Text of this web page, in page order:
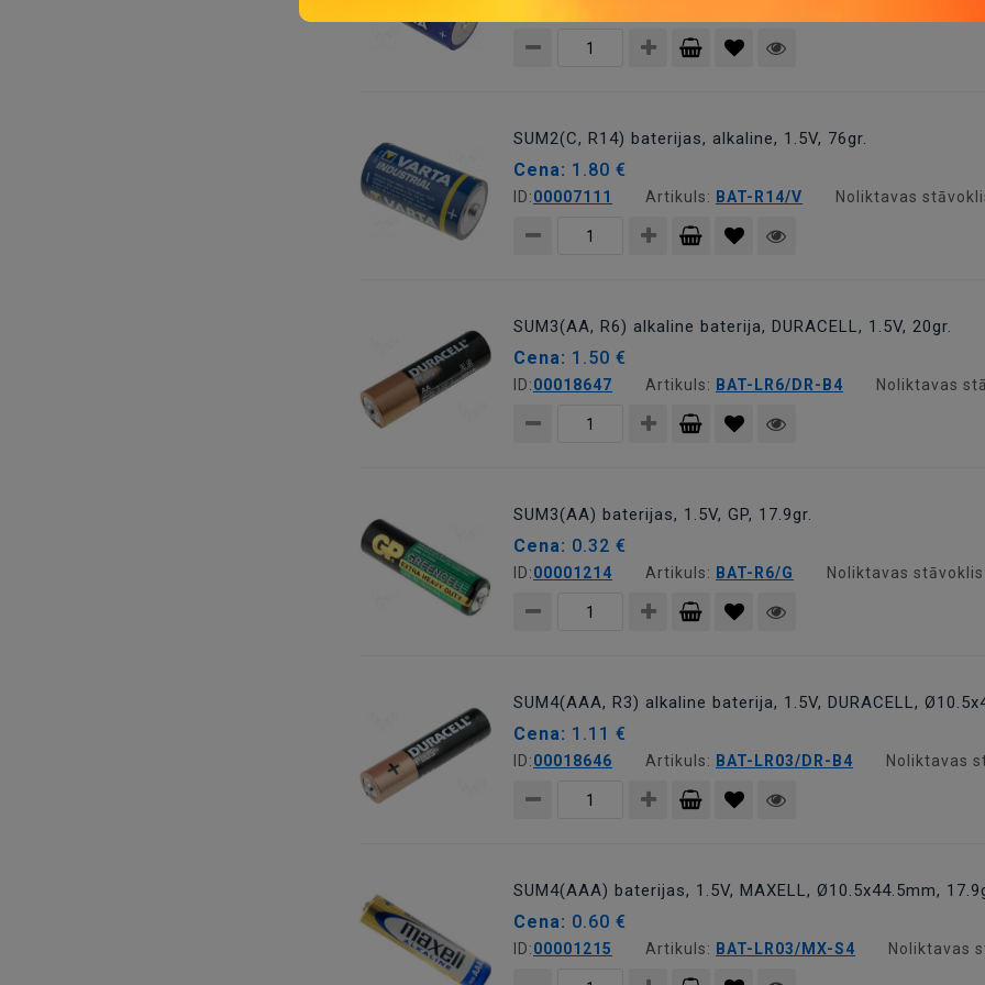
SUM2(C, R14) baterijas, alkaline, 1.5V, 76gr.
Cena: 1.80 €
ID:00007111 Artikuls: BAT-R14/V Noliktavas
SUM3(AA, R6) alkaline baterija, DURACELL, 1.5V, 20gr.
Cena: 1.50 €
ID:00018647 Artikuls: BAT-LR6/DR-B4 Noliktavas
SUM3(AA) baterijas, 1.5V, GP, 17.9gr.
Cena: 0.32 €
ID:00001214 Artikuls: BAT-R6/G Noliktavas stāvoklis:
SUM4(AAA, R3) alkaline baterija, 1.5V, DURACELL,
Cena: 1.11 €
ID:00018646 Artikuls: BAT-LR03/DR-B4 Noliktavas
SUM4(AAA) baterijas, 1.5V, MAXELL, Ø10.5x44.5mm,
Cena: 0.60 €
ID:00001215 Artikuls: BAT-LR03/MX-S4 Noliktavas